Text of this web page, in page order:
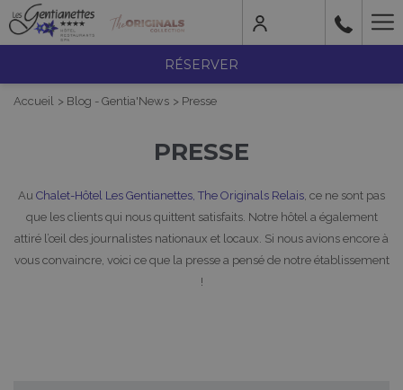
RÉSERVER
Accueil Blog - Gentia'News Presse
PRESSE
Au Chalet-Hôtel Les Gentianettes, The Originals Relais, ce ne sont pas
que les clients qui nous quittent satisfaits. Notre hôtel a également
attiré l’œil des journalistes nationaux et locaux. Si nous avions encore à
vous convaincre, voici ce que la presse a pensé de notre établissement
!